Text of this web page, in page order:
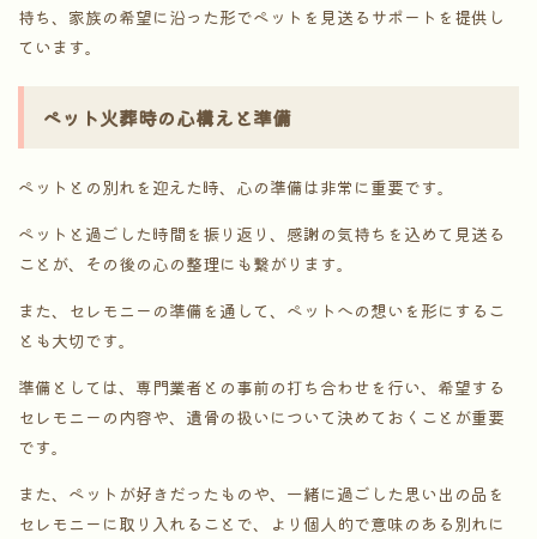
持ち、家族の希望に沿った形でペットを見送るサポートを提供し
ています。
ペット火葬時の心構えと準備
ペットとの別れを迎えた時、心の準備は非常に重要です。
ペットと過ごした時間を振り返り、感謝の気持ちを込めて見送る
ことが、その後の心の整理にも繋がります。
また、セレモニーの準備を通して、ペットへの想いを形にするこ
とも大切です。
準備としては、専門業者との事前の打ち合わせを行い、希望する
セレモニーの内容や、遺骨の扱いについて決めておくことが重要
です。
また、ペットが好きだったものや、一緒に過ごした思い出の品を
セレモニーに取り入れることで、より個人的で意味のある別れに